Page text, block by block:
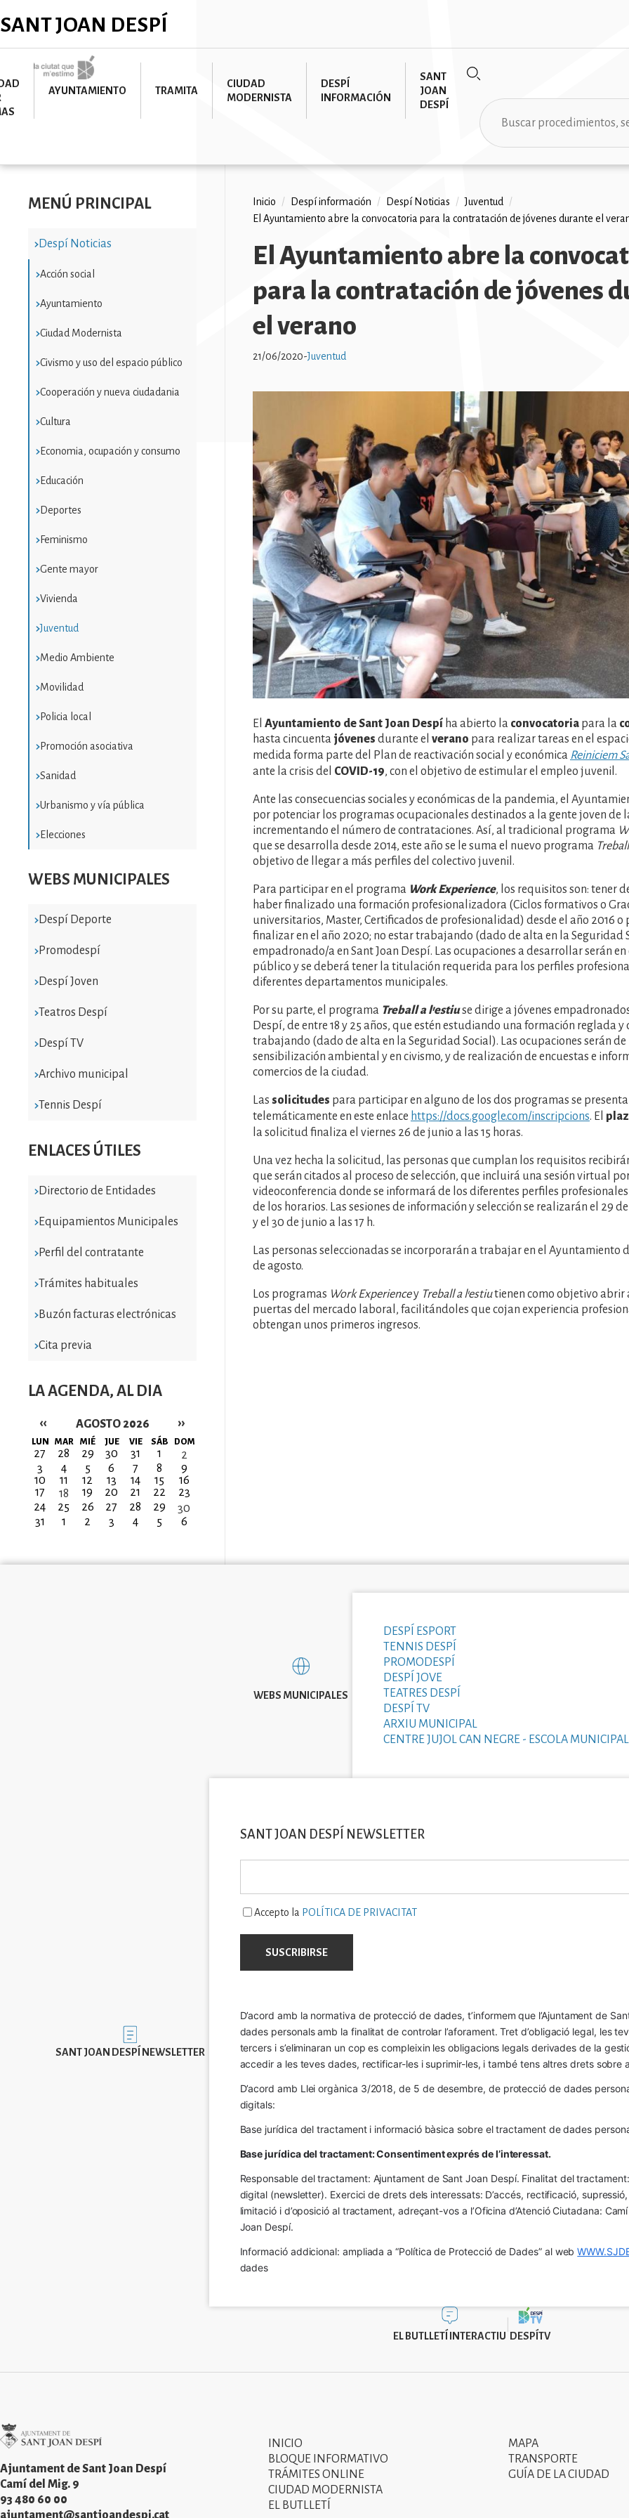
al
SANT JOAN DESPÍ
Imatge
AYUNTAMIENTO TRAMITA
CIUDAD
MODERNISTA
DESPÍ
INFORMACIÓN
SANT
JOAN
DESPÍ
Buscar
MENÚ PRINCIPAL
Despí Noticias
Acción social
Ayuntamiento
Ciudad Modernista
Civismo y uso del espacio público
Cooperación y nueva ciudadania
Cultura
Economia, ocupación y consumo
Educación
Deportes
Feminismo
Gente mayor
Vivienda
Juventud
Medio Ambiente
Movilidad
Policia local
Promoción asociativa
Sanidad
Urbanismo y vía pública
Elecciones
WEBS MUNICIPALES
Despí Deporte
Promodespí
Despí Joven
Teatros Despí
Despí TV
Archivo municipal
Tennis Despí
ENLACES ÚTILES
Directorio de Entidades
Equipamientos Municipales
Perfil del contratante
Trámites habituales
Buzón facturas electrónicas
Cita previa
LA AGENDA, AL DIA
AGOSTO 2026
Paginación
‹‹ ››
LUN MAR MIÉ JUE VIE SÁB DOM
27 28 29 30 31 1
2
3
4 5 6 7 8
9
10
11 12 13 14 15
16
17
18 19 20 21 22
23
24
25 26 27 28 29
30
31
1 2 3 4 5 6
Ruta
de
navegación
Inicio / Despí información / Despí Noticias / Juventud
/
El Ayuntamiento abre la convocatoria para la contratación de jóvenes durante el
El Ayuntamiento abre la
para la contratación de jóvenes
el verano
21/06/2020-Juventud
El Ayuntamiento de Sant Joan Despí ha abierto la convocatoria para la
hasta cincuenta jóvenes durante el verano para realizar tareas en el
medida forma parte del Plan de reactivación social y económica Reiniciem
ante la crisis del COVID-19, con el objetivo de estimular el empleo juvenil.
Ante las consecuencias sociales y económicas de la pandemia, el
por potenciar los programas ocupacionales destinados a la gente joven de
incrementando el número de contrataciones. Así, al tradicional programa
que se desarrolla desde 2014, este año se le suma el nuevo programa
objetivo de llegar a más perfiles del colectivo juvenil.
Para participar en el programa Work Experience, los requisitos son: tener
haber finalizado una formación profesionalizadora (Ciclos formativos o
universitarios, Master, Certificados de profesionalidad) desde el año 2016 o
finalizar en el año 2020; no estar trabajando (dado de alta en la Seguridad
empadronado/a en Sant Joan Despí. Las ocupaciones a desarrollar serán en
público y se deberá tener la titulación requerida para los perfiles
diferentes departamentos municipales.
Por su parte, el programa Treball a l'estiuse dirige a jóvenes
Despí, de entre 18 y 25 años, que estén estudiando una formación reglada y
trabajando (dado de alta en la Seguridad Social). Las ocupaciones serán
sensibilización ambiental y en civismo, y de realización de encuestas e
comercios de la ciudad.
Las solicitudes para participar en alguno de los dos programas se
telemáticamente en este enlace https://docs.google.com/inscripcions. El
la solicitud finaliza el viernes 26 de junio a las 15 horas.
Una vez hecha la solicitud, las personas que cumplan los requisitos
que serán citados al proceso de selección, que incluirá una sesión virtual
videoconferencia donde se informará de los diferentes perfiles
de los horarios. Las sesiones de información y selección se realizarán el 29
y el 30 de junio a las 17 h.
Las personas seleccionadas se incorporarán a trabajar en el Ayuntamiento
de agosto.
Los programas Work Experiencey Treball a l'estiutienen como objetivo abrir
puertas del mercado laboral, facilitándoles que cojan experiencia
obtengan unos primeros ingresos.
WEBS MUNICIPALES
DESPÍ ESPORT
TENNIS DESPÍ
PROMODESPÍ
DESPÍ JOVE
TEATRES DESPÍ
DESPÍ TV
ARXIU MUNICIPAL
CENTRE JUJOL CAN NEGRE - ESCOLA
Imatge
SANT JOAN DESPÍ NEWSLETTER
SANT JOAN DESPÍ NEWSLETTER
Accepto la POLÍTICA DE PRIVACITAT
D’acord amb la normativa de protecció de dades, t’informem que l’Ajuntament de
dades personals amb la finalitat de controlar l’aforament. Tret d’obligació legal, les
tercers i s’eliminaran un cop es compleixin les obligacions legals derivades de la
accedir a les teves dades, rectificar-les i suprimir-les, i també tens altres drets sobre
D’acord amb Llei orgànica 3/2018, de 5 de desembre, de protecció de dades
digitals:
Base jurídica del tractament i informació bàsica sobre el tractament de dades
Base jurídica del tractament: Consentiment exprés de l’interessat.
Responsable del tractament: Ajuntament de Sant Joan Despí. Finalitat del
digital (newsletter). Exercici de drets dels interessats: D’accés, rectificació,
limitació i d’oposició al tractament, adreçant-vos a l’Oficina d’Atenció Ciutadana:
Joan Despí.
Informació addicional: ampliada a “Política de Protecció de Dades” al web
dades
EL BUTLLETÍ INTERACTIU DESPÍTV
Imatge
Ajuntament de Sant Joan Despí
Camí del Mig. 9
93 480 60 00
ajuntament@santjoandespi.cat
Primer
menú
INICIO
BLOQUE INFORMATIVO
TRÁMITES ONLINE
CIUDAD MODERNISTA
EL BUTLLETÍ
Segon
menú
MAPA
TRANSPORTE
GUÍA DE LA CIUDAD